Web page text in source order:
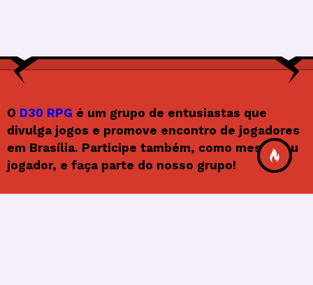
O D30 RPG é um grupo de entusiastas que
divulga jogos e promove encontro de jogadores
em Brasília. Participe também, como mestre ou
jogador, e faça parte do nosso grupo!